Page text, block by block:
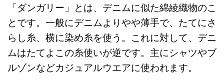
「ダンガリー」とは、デニムに似た綿綾織物のこ
とです。一般にデニムよりやや薄手で、たてにさ
らし糸、横に染め糸を使う。これに対して、デニ
ムはたてよこの糸使いが逆です。主にシャツやブ
ルゾンなどカジュアルウエアに使われます。